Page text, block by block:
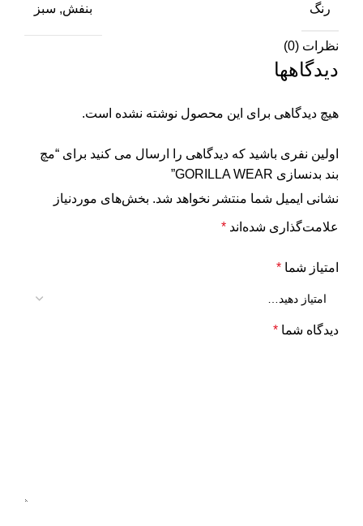
رنگ بنفش, سبز
نظرات (0)
دیدگاهها
هیچ دیدگاهی برای این محصول نوشته نشده است.
اولین نفری باشید که دیدگاهی را ارسال می کنید برای “مچ
بند بدنسازی GORILLA WEAR”
نشانی ایمیل شما منتشر نخواهد شد. بخش‌های موردنیاز
علامت‌گذاری شده‌اند *
امتیاز شما *
دیدگاه شما *